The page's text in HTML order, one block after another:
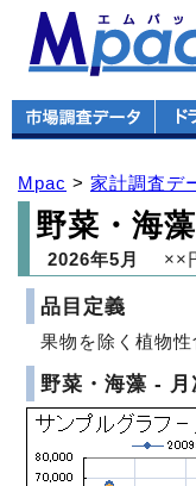
Mpac > 家計調査デ
野菜・海
2026年5月 ××円
品目定義
果物を除く植物
野菜・海藻 - 月